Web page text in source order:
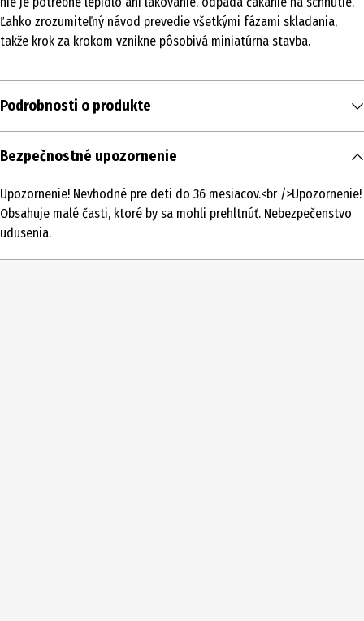
Ľahko zrozumiteľný návod prevedie všetkými fázami skladania,
takže krok za krokom vznikne pôsobivá miniatúrna stavba.
Podrobnosti o produkte
Obsah
Typ produktu
Kovové modely
Vekové odporúčanie od
Bezpečnostné upozornenie
Upozornenie! Nevhodné pre deti do 36 mesiacov.<br />Upozornenie!
Obsahuje malé časti, ktoré by sa mohli prehltnúť. Nebezpečenstvo
udusenia.